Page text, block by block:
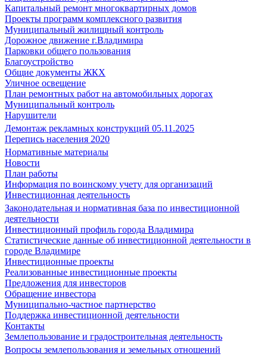
Капитальный ремонт многоквартирных домов
Проекты программ комплексного развития
Муниципальный жилищный контроль
Дорожное движение г.Владимира
Парковки общего пользования
Благоустройство
Общие документы ЖКХ
Уличное освещение
План ремонтных работ на автомобильных дорогах
Муниципальный контроль
Нарушители
Демонтаж рекламных конструкций 05.11.2025
Перепись населения 2020
Нормативные материалы
Новости
План работы
Информация по воинскому учету для организаций
Инвестиционная деятельность
Законодательная и нормативная база по инвестиционной
деятельности
Инвестиционный профиль города Владимира
Статистические данные об инвестиционной деятельности в
городе Владимире
Инвестиционные проекты
Реализованные инвестиционные проекты
Предложения для инвесторов
Обращение инвестора
Муниципально-частное партнерство
Поддержка инвестиционной деятельности
Контакты
Землепользование и градостроительная деятельность
Вопросы землепользования и земельных отношений